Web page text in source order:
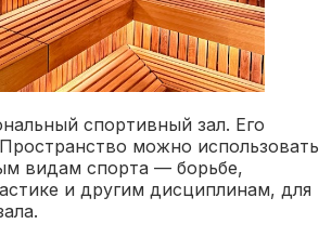
спортивный зал. Его
можно использовать
видам спорта — борьбе,
и другим дисциплинам, для